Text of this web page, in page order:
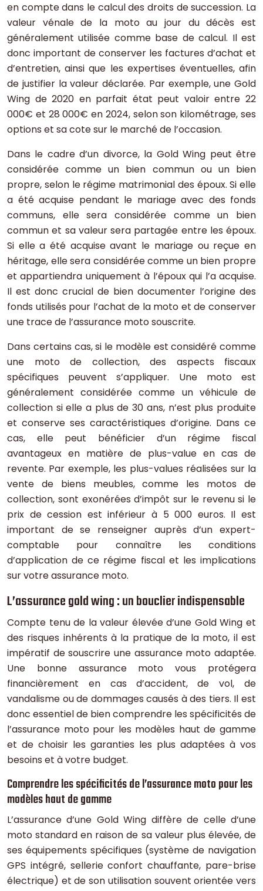
en compte dans le calcul des droits de succession. La
valeur vénale de la moto au jour du décès est
généralement utilisée comme base de calcul. Il est
donc important de conserver les factures d’achat et
d’entretien, ainsi que les expertises éventuelles, afin
de justifier la valeur déclarée. Par exemple, une Gold
Wing de 2020 en parfait état peut valoir entre 22
000€ et 28 000€ en 2024, selon son kilométrage, ses
options et sa cote sur le marché de l’occasion.
Dans le cadre d’un divorce, la Gold Wing peut être
considérée comme un bien commun ou un bien
propre, selon le régime matrimonial des époux. Si elle
a été acquise pendant le mariage avec des fonds
communs, elle sera considérée comme un bien
commun et sa valeur sera partagée entre les époux.
Si elle a été acquise avant le mariage ou reçue en
héritage, elle sera considérée comme un bien propre
et appartiendra uniquement à l’époux qui l’a acquise.
Il est donc crucial de bien documenter l’origine des
fonds utilisés pour l’achat de la moto et de conserver
une trace de l’assurance moto souscrite.
Dans certains cas, si le modèle est considéré comme
une moto de collection, des aspects fiscaux
spécifiques peuvent s’appliquer. Une moto est
généralement considérée comme un véhicule de
collection si elle a plus de 30 ans, n’est plus produite
et conserve ses caractéristiques d’origine. Dans ce
cas, elle peut bénéficier d’un régime fiscal
avantageux en matière de plus-value en cas de
revente. Par exemple, les plus-values réalisées sur la
vente de biens meubles, comme les motos de
collection, sont exonérées d’impôt sur le revenu si le
prix de cession est inférieur à 5 000 euros. Il est
important de se renseigner auprès d’un expert-
comptable pour connaître les conditions
d’application de ce régime fiscal et les implications
sur votre assurance moto.
L’assurance gold wing : un bouclier indispensable
Compte tenu de la valeur élevée d’une Gold Wing et
des risques inhérents à la pratique de la moto, il est
impératif de souscrire une assurance moto adaptée.
Une bonne assurance moto vous protégera
financièrement en cas d’accident, de vol, de
vandalisme ou de dommages causés à des tiers. Il est
donc essentiel de bien comprendre les spécificités de
l’assurance moto pour les modèles haut de gamme
et de choisir les garanties les plus adaptées à vos
besoins et à votre budget.
Comprendre les spécificités de l’assurance moto pour les
modèles haut de gamme
L’assurance d’une Gold Wing diffère de celle d’une
moto standard en raison de sa valeur plus élevée, de
ses équipements spécifiques (système de navigation
GPS intégré, sellerie confort chauffante, pare-brise
électrique) et de son utilisation souvent orientée vers